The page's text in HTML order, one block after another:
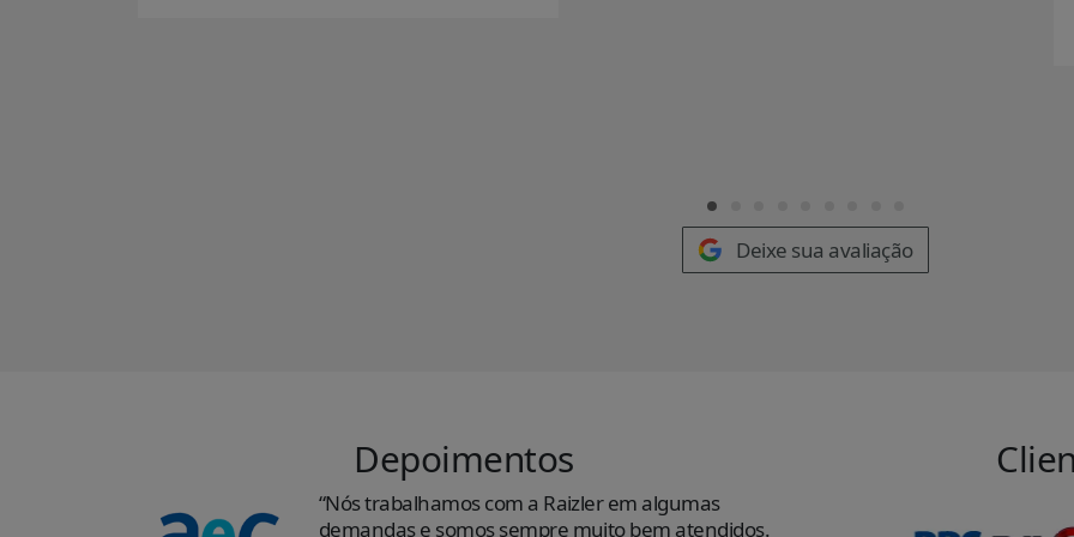
Deixe sua avaliação
Depoimentos
“Nós trabalhamos com a Raizler em algumas
demandas e somos sempre muito bem atendidos.